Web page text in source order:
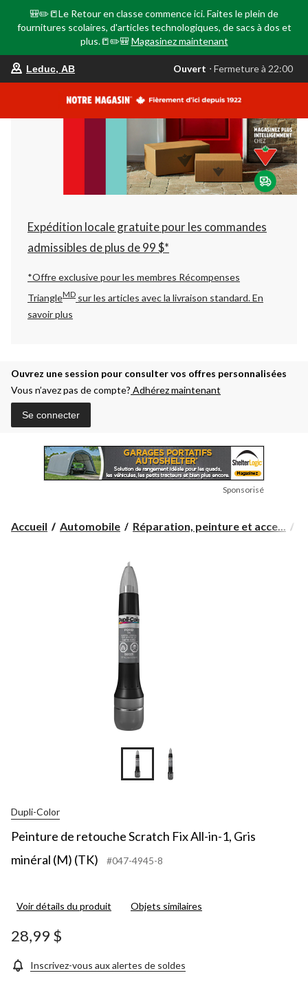
🎒✏️📒Le Retour en classe commence ici. Faites le plein de
fournitures scolaires, d'articles technologiques, de sacs à dos et
plus.📒✏️🎒 Magasinez maintenant
votre
est
AB,
Ouvert,
Fermeture
à
22:00
changer
Leduc, AB Ouvert ⋅ Fermeture à 22:00
Expédition locale gratuite pour les commandes
admissibles de plus de 99 $*
*Offre exclusive pour les membres Récompenses
TriangleMD sur les articles avec la livraison standard.En
savoir plus
Ouvrez une session pour consulter vos offres personnalisées
Vous n’avez pas de compte? Adhérez maintenant
Se connecter
Sponsorisé
Accueil Automobile Réparation, peinture et acce...
Dupli-Color
Peinture de retouche Scratch Fix All-in-1, Gris
minéral (M) (TK)
#047-4945-8
Voir détails du produit Objets similaires
28,99 $
Inscrivez-vous aux alertes de soldes